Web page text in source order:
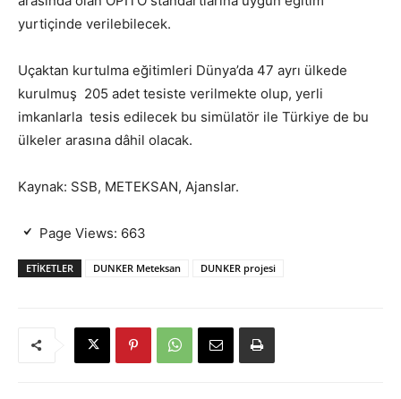
yurtiçinde verilebilecek.
Uçaktan kurtulma eğitimleri Dünya’da 47 ayrı ülkede
kurulmuş 205 adet tesiste verilmekte olup, yerli
imkanlarla tesis edilecek bu simülatör ile Türkiye de bu
ülkeler arasına dâhil olacak.
Kaynak: SSB, METEKSAN, Ajanslar.
Page Views: 663
ETIKETLER DUNKER Meteksan DUNKER projesi